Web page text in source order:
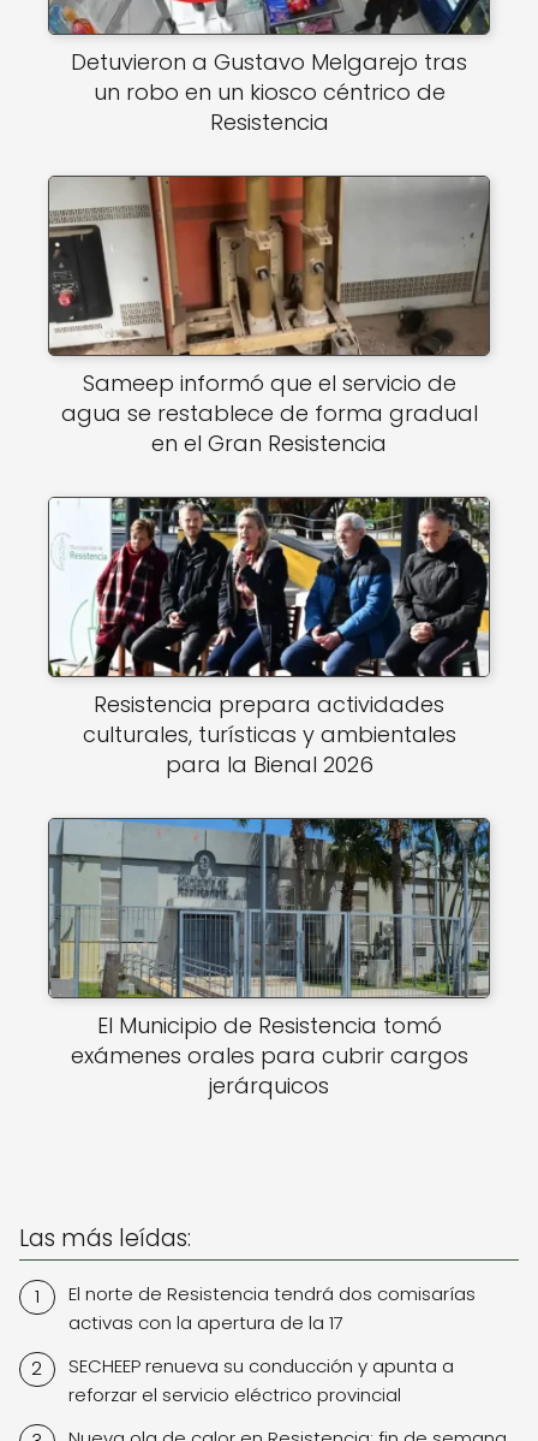
Detuvieron a Gustavo Melgarejo tras
un robo en un kiosco céntrico de
Resistencia
Sameep informó que el servicio de
agua se restablece de forma gradual
en el Gran Resistencia
Resistencia prepara actividades
culturales, turísticas y ambientales
para la Bienal 2026
El Municipio de Resistencia tomó
exámenes orales para cubrir cargos
jerárquicos
Las más leídas:
El norte de Resistencia tendrá dos comisarías
activas con la apertura de la 17
SECHEEP renueva su conducción y apunta a
reforzar el servicio eléctrico provincial